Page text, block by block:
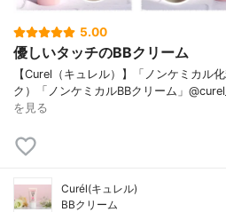
5.00
優しいタッチのBBクリーム
【Curel（キュレル）】「ノンケミカル
ク）「ノンケミカルBBクリーム」
を見る
Curél(キュレル)
BBクリーム